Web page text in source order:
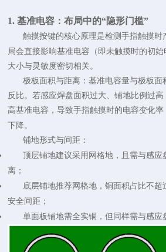
1. 基准电容：布局中的“隐形门槛”
触摸按键的核心原理是检测手指触摸时
局会直接影响基准电容（即未触摸时的初
大小与灵敏度密切相关。
极板面积与距离：基准电容量与极板面
反比。若感应焊盘面积过大、铺地比例过
高基准电容，导致手指触摸时的电容变化率
下降。
铺地形式与间距：
顶层铺地建议采用网格地，且需与感应
离；
底层铺地推荐网格地，铜面积占比不超
安全间距；
单面板铺地需全实铜，但同样需与感应